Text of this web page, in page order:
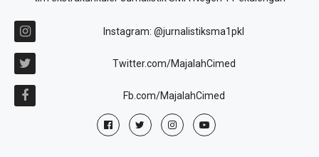
Instagram: @jurnalistiksma1pkl
Twitter.com/MajalahCimed
Fb.com/MajalahCimed